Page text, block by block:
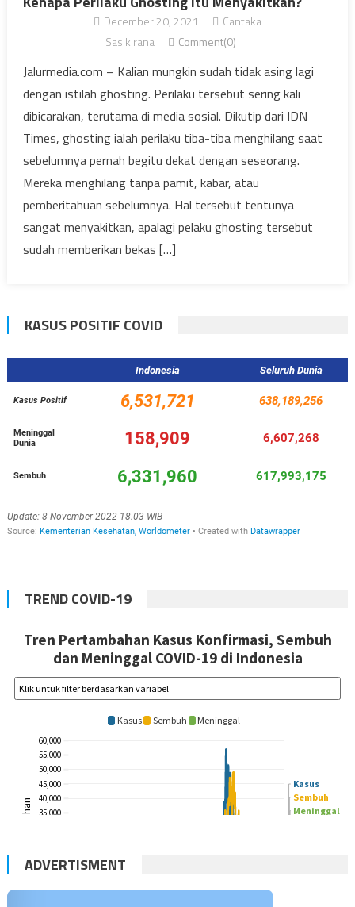
December 20, 2021
Cantaka
Sasikirana
Comment(0)
Jalurmedia.com – Kalian mungkin sudah tidak asing lagi
dengan istilah ghosting. Perilaku tersebut sering kali
dibicarakan, terutama di media sosial. Dikutip dari IDN
Times, ghosting ialah perilaku tiba-tiba menghilang saat
sebelumnya pernah begitu dekat dengan seseorang.
Mereka menghilang tanpa pamit, kabar, atau
pemberitahuan sebelumnya. Hal tersebut tentunya
sangat menyakitkan, apalagi pelaku ghosting tersebut
sudah memberikan bekas […]
KASUS POSITIF COVID
TREND COVID-19
ADVERTISMENT